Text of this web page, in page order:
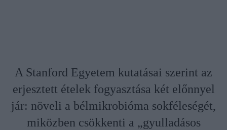
A Stanford Egyetem kutatásai szerint az
erjesztett ételek fogyasztása két előnnyel
jár: növeli a bélmikrobióma sokféleségét,
miközben csökkenti a „gyulladásos